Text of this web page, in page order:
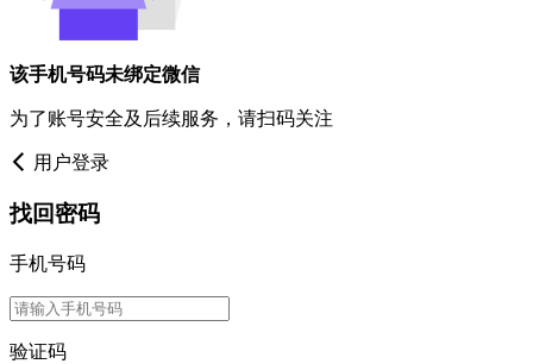
该手机号码未绑定微信
为了账号安全及后续服务，请扫码关注
用户登录
找回密码
手机号码
验证码